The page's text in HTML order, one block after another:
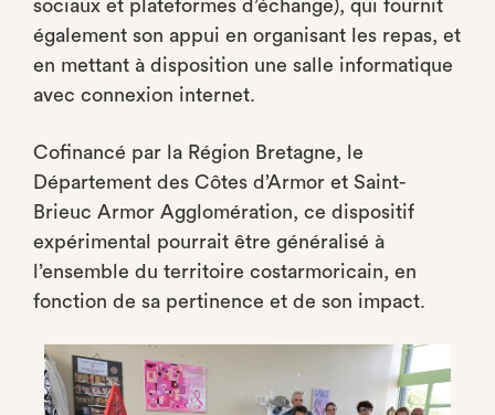
sociaux et plateformes d’échange), qui fournit
également son appui en organisant les repas, et
en mettant à disposition une salle informatique
avec connexion internet.
Cofinancé par la Région Bretagne, le
Département des Côtes d’Armor et Saint-
Brieuc Armor Agglomération, ce dispositif
expérimental pourrait être généralisé à
l’ensemble du territoire costarmoricain, en
fonction de sa pertinence et de son impact.